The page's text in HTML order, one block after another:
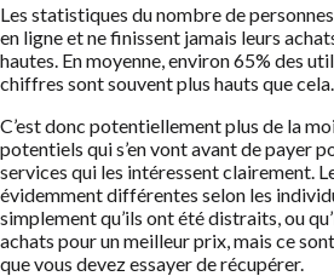
Les statistiques du nombre de
en ligne et ne finissent jamais leurs
hautes. En moyenne, environ 65% des
chiffres sont souvent plus hauts que cela.
C’est donc potentiellement plus de la
potentiels qui s’en vont avant de payer
services qui les intéressent clairement.
évidemment différentes selon les
simplement qu’ils ont été distraits, ou
achats pour un meilleur prix, mais ce
que vous devez essayer de récupérer.